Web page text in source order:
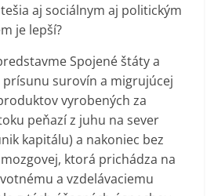
aj sociálnym aj politickým
je lepší?
Spojené štáty a
surovín a migrujúcej
vyrobených za
peňazí z juhu na sever
kapitálu) a nakoniec bez
ktorá prichádza na
a vzdelávaciemu